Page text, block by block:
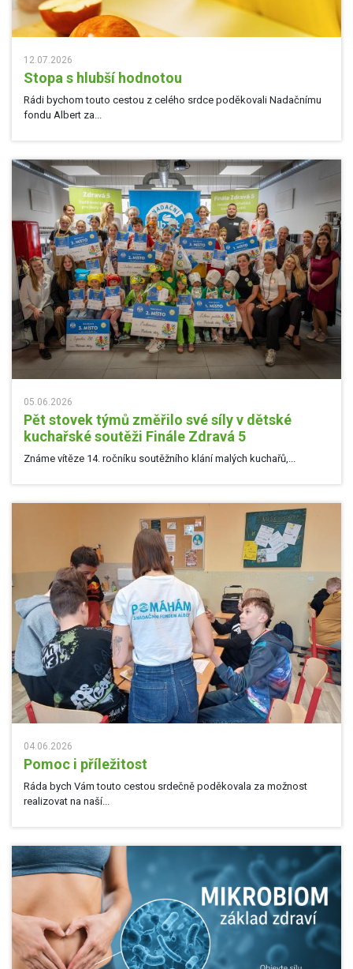
12.07.2026
Stopa s hlubší hodnotou
Rádi bychom touto cestou z celého srdce poděkovali Nadačnímu
fondu Albert za...
05.06.2026
Pět stovek týmů změřilo své síly v dětské
kuchařské soutěži Finále Zdravá 5
Známe vítěze 14. ročníku soutěžního klání malých kuchařů,...
04.06.2026
Pomoc i příležitost
Ráda bych Vám touto cestou srdečně poděkovala za možnost
realizovat na naší...